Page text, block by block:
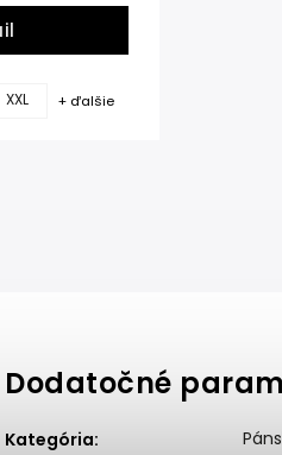
XXL + ďalšie
Dodatočné
Kategória: